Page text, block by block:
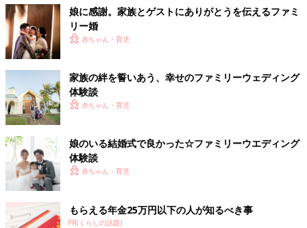
娘に感謝。家族とゲストにありがとうを伝えるファミ
リー婚
赤ちゃん・育児
家族の絆を誓いあう、幸せのファミリーウェディング
体験談
赤ちゃん・育児
娘のいる結婚式で良かった☆ファミリーウエディング
体験談
赤ちゃん・育児
もらえる年金25万円以下の人が知るべき事
PR(くらしの話題)